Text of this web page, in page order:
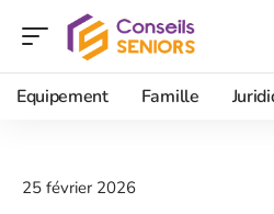
Equipement Famille
25 février 2026